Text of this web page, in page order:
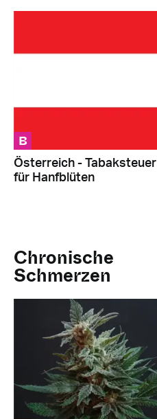
B
Österreich - Tabaksteuer
für Hanfblüten
Chronische
Schmerzen